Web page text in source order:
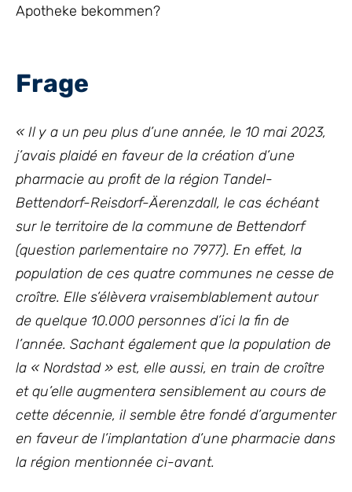
Apotheke bekommen?
Frage
« Il y a un peu plus d’une année, le 10 mai 2023,
j’avais plaidé en faveur de la création d’une
pharmacie au profit de la région Tandel-
Bettendorf-Reisdorf-Äerenzdall, le cas échéant
sur le territoire de la commune de Bettendorf
(question parlementaire no 7977). En effet, la
population de ces quatre communes ne cesse de
croître. Elle s’élèvera vraisemblablement autour
de quelque 10.000 personnes d’ici la fin de
l’année. Sachant également que la population de
la « Nordstad » est, elle aussi, en train de croître
et qu’elle augmentera sensiblement au cours de
cette décennie, il semble être fondé d’argumenter
en faveur de l’implantation d’une pharmacie dans
la région mentionnée ci-avant.